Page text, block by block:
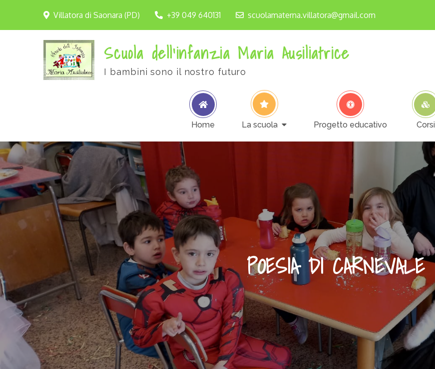
Villatora di Saonara (PD) +39 049 640131 scuolamaterna.villatora@gmail.com
Scuola dell'infanzia Maria Ausiliatrice
I bambini sono il nostro futuro
Home La scuola Progetto educativo Corsi
POESIA DI CARNEVALE